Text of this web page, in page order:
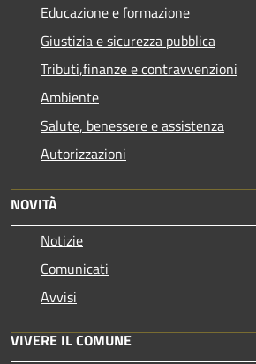
Educazione e formazione
Giustizia e sicurezza pubblica
Tributi,finanze e contravvenzioni
Ambiente
Salute, benessere e assistenza
Autorizzazioni
NOVITÀ
Notizie
Comunicati
Avvisi
VIVERE IL COMUNE